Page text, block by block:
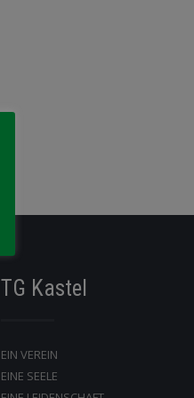
TG Kastel
EIN VEREIN
EINE SEELE